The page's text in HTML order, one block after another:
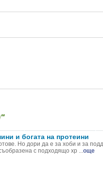
и богата на протеини
Но дори да е за хоби и за
с подходящо хр ...още